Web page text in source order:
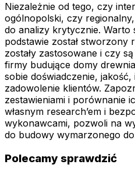
Niezależnie od tego, czy
ogólnopolski, czy
do analizy krytycznie. Warto
podstawie został stworzony
zostały zastosowane i czy
firmy budujące domy
sobie doświadczenie,
zadowolenie klientów.
zestawieniami i porównanie
własnym research’em i
wykonawcami, pozwoli na
do budowy wymarzonego
Polecamy sprawdzić